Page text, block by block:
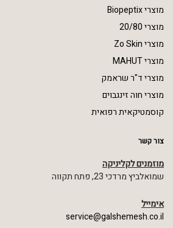
מוצרי Biopeptix
מוצרי 20/80
מוצרי Zo Skin
מוצרי MAHUT
מוצרי ד"ר שראמק
מוצרי חוה זינגבוים
קוסמטיקאית רפואית
צור קשר
מוזמנים לקליניקה
שמואלביץ מרדכי 23, פתח תקווה
אימייל
service@galshemesh.co.il